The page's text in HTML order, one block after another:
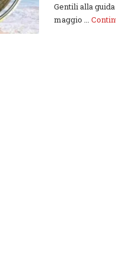
Gentili alla
maggio ...